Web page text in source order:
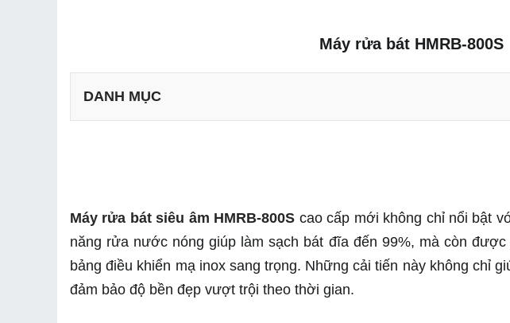
Máy rửa bát HMRB-800S
DANH MỤC
Máy rửa bát siêu âm HMRB-800S cao cấp mới không chỉ nổi bật
năng rửa nước nóng giúp làm sạch bát đĩa đến 99%, mà còn
bảng điều khiển mạ inox sang trọng. Những cải tiến này không chỉ
đảm bảo độ bền đẹp vượt trội theo thời gian.